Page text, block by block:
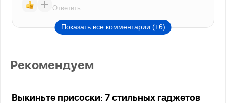
Ответить
Показать все комментарии (+6)
Рекомендуем
Выкиньте присоски: 7 стильных гаджетов